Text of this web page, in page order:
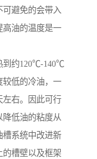
避免的会带入
高油的温度是一
到约120℃-140℃
较低的冷油，一
右。因此可行
低油的粘度从
槽系统中改进新
的槽壁以及框架